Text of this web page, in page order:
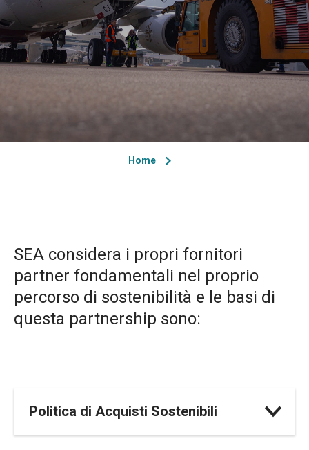
Home
SEA considera i propri fornitori
partner fondamentali nel proprio
percorso di sostenibilità e le basi di
questa partnership sono:
Politica di Acquisti Sostenibili